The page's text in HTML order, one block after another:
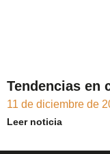
Tendencias en
11 de diciembre de
Leer noticia